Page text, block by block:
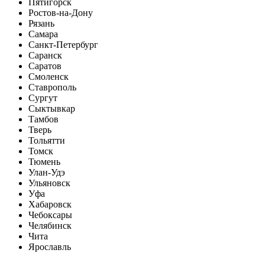
Пятигорск
Ростов-на-Дону
Рязань
Самара
Санкт-Петербург
Саранск
Саратов
Смоленск
Ставрополь
Сургут
Сыктывкар
Тамбов
Тверь
Тольятти
Томск
Тюмень
Улан-Удэ
Ульяновск
Уфа
Хабаровск
Чебоксары
Челябинск
Чита
Ярославль